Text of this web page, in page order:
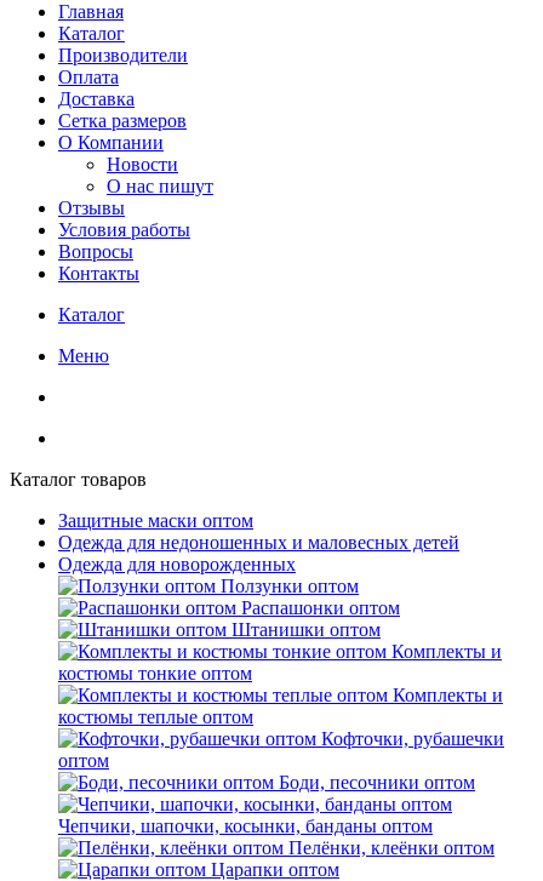
Главная
Каталог
Производители
Оплата
Доставка
Сетка размеров
О Компании
Новости
О нас пишут
Отзывы
Условия работы
Вопросы
Контакты
Каталог
Меню
Каталог товаров
Защитные маски оптом
Одежда для недоношенных и маловесных детей
Одежда для новорожденных
Ползунки оптом
Распашонки оптом
Штанишки оптом
Комплекты и
костюмы тонкие оптом
Комплекты и
костюмы теплые оптом
Кофточки, рубашечки
оптом
Боди, песочники оптом
Чепчики, шапочки, косынки, банданы оптом
Пелёнки, клеёнки оптом
Царапки оптом